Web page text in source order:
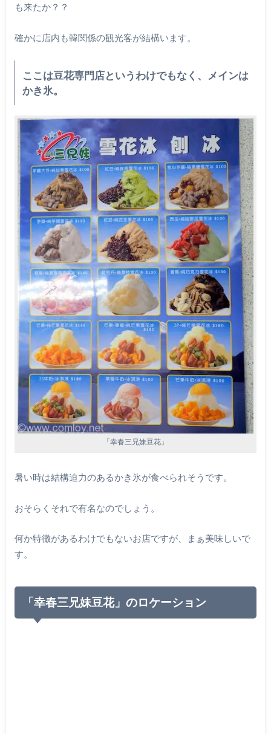
も来たか？？
確かに店内も韓関係の観光客が結構います。
ここは豆花専門店というわけでもなく、メインは
かき氷。
「幸春三兄妹豆花」
暑い時は結構迫力のあるかき氷が食べられそうです。
おそらくそれで有名なのでしょう。
何か特徴があるわけでもないお店ですが、まぁ美味しいで
す。
「幸春三兄妹豆花」のロケーション